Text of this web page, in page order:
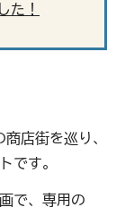
た！
店街を巡り、
です。
で、専用の